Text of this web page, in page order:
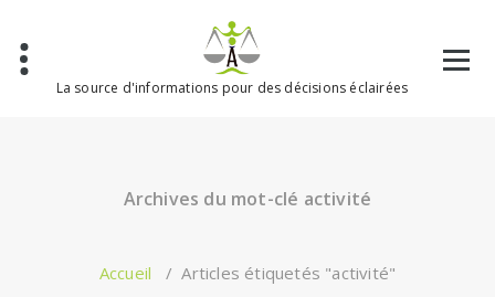
contenu
La source d'informations pour des décisions éclairées
Archives du mot-clé activité
Accueil /Articles étiquetés "activité"